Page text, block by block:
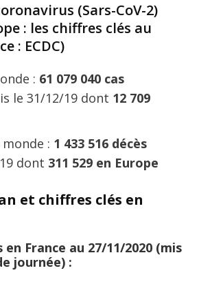
(Sars-CoV-2)
: les chiffres clés au
: ECDC)
: 61 079 040 cas
le 31/12/19 dont 12 709
monde : 1 433 516 décès
dont 311 529 en Europe
et chiffres clés en
en France au 27/11/2020 (mis
journée) :